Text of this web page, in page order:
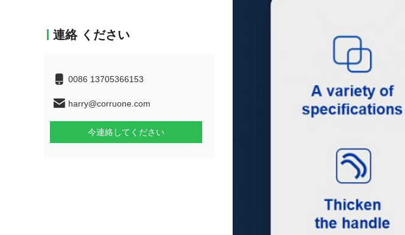
連絡 ください
0086 13705366153
harry@corruone.com
今連絡してください